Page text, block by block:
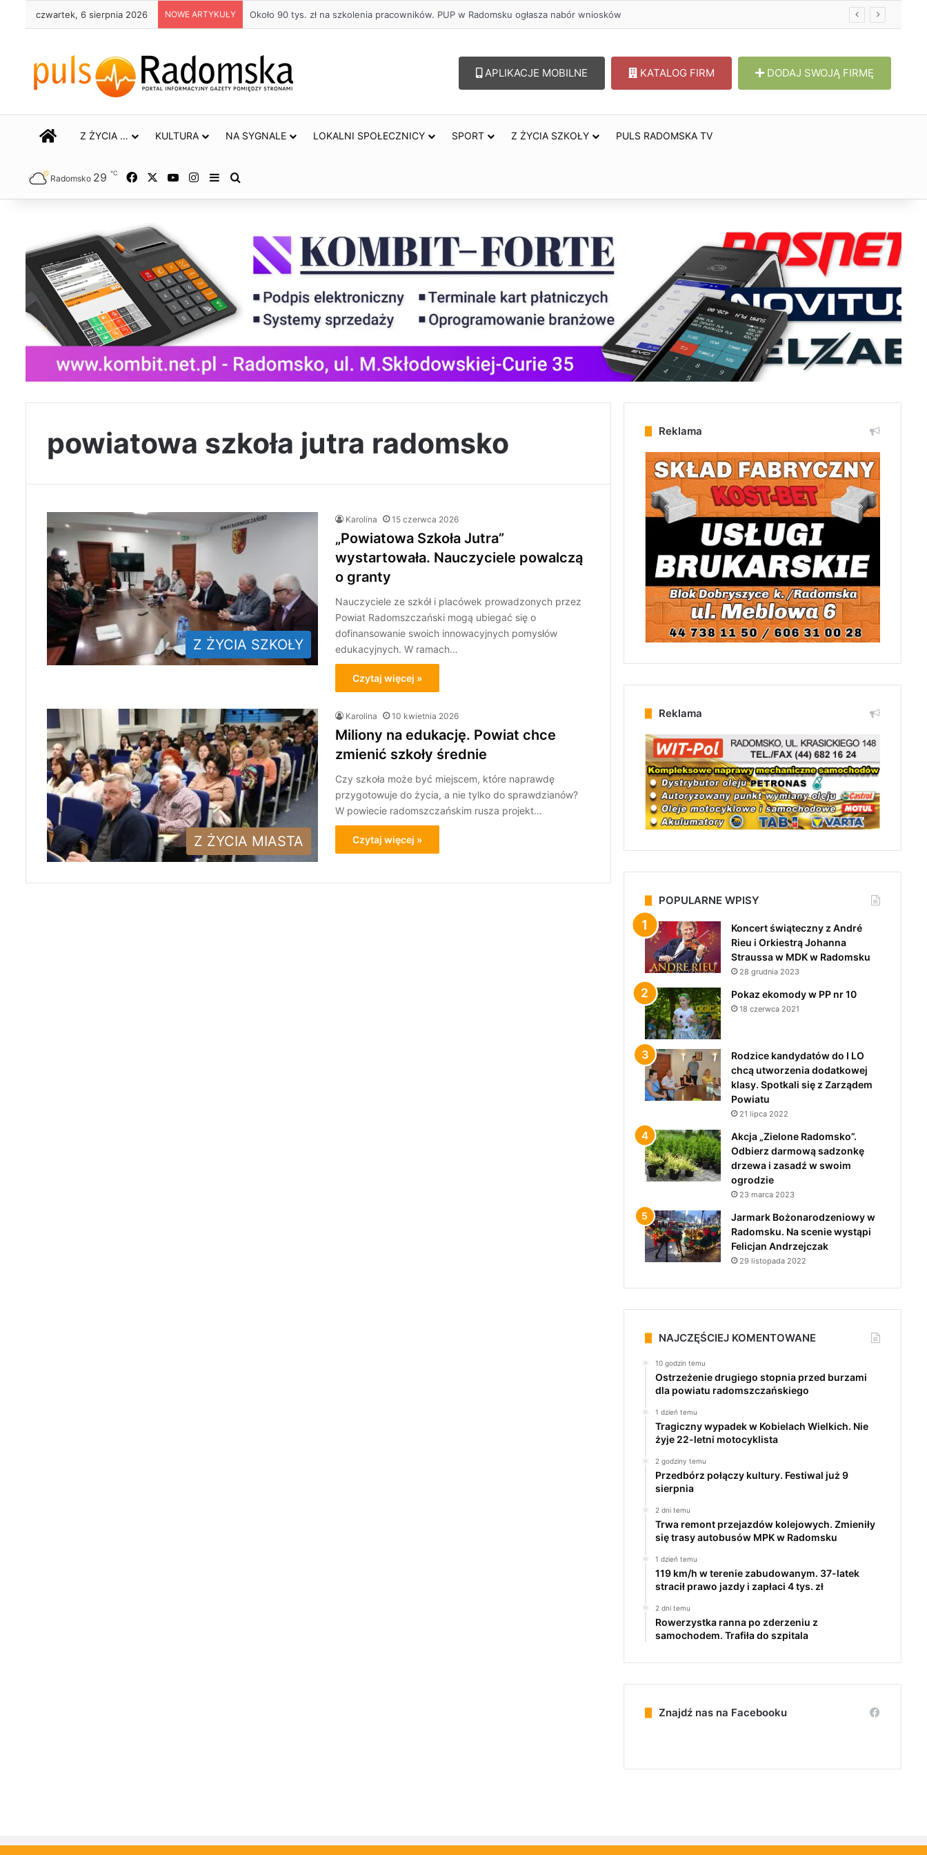
czwartek, 6 sierpnia 2026 NOWE ARTYKUŁY Około 90 tys. zł na szkolenia pracowników. PUP w Radomsku ogłasza nabór wniosków
APLIKACJE MOBILNE KATALOG FIRM DODAJ SWOJĄ FIRMĘ
STRONA GŁÓWNA
Z ŻYCIA … KULTURA NA SYGNALE LOKALNI SPOŁECZNICY SPORT Z ŻYCIA SZKOŁY PULS RADOMSKA TV
Radomsko 29 ℃ Facebook YouTubeInstagram
Sidebar
powiatowa szkoła jutra radomsko
Z ŻYCIA SZKOŁY
Karolina 15 czerwca 2026
„Powiatowa Szkoła Jutra”
wystartowała. Nauczyciele powalczą
o granty
Nauczyciele ze szkół i placówek prowadzonych przez
Powiat Radomszczański mogą ubiegać się o
dofinansowanie swoich innowacyjnych pomysłów
edukacyjnych. W ramach…
Czytaj więcej »
Z ŻYCIA MIASTA
Karolina 10 kwietnia 2026
Miliony na edukację. Powiat chce
zmienić szkoły średnie
Czy szkoła może być miejscem, które naprawdę
przygotowuje do życia, a nie tylko do sprawdzianów?
W powiecie radomszczańskim rusza projekt…
Czytaj więcej »
Reklama
Reklama
POPULARNE WPISY
Koncert świąteczny z André
Rieu i Orkiestrą Johanna
Straussa w MDK w Radomsku
28 grudnia 2023
Pokaz ekomody w PP nr 10
18 czerwca 2021
Rodzice kandydatów do I LO
chcą utworzenia dodatkowej
klasy. Spotkali się z Zarządem
Powiatu
21 lipca 2022
Akcja „Zielone Radomsko”.
Odbierz darmową sadzonkę
drzewa i zasadź w swoim
ogrodzie
23 marca 2023
Jarmark Bożonarodzeniowy w
Radomsku. Na scenie wystąpi
Felicjan Andrzejczak
29 listopada 2022
NAJCZĘŚCIEJ KOMENTOWANE
10 godzin temu
Ostrzeżenie drugiego stopnia przed burzami
dla powiatu radomszczańskiego
1 dzień temu
Tragiczny wypadek w Kobielach Wielkich. Nie
żyje 22-letni motocyklista
2 godziny temu
Przedbórz połączy kultury. Festiwal już 9
sierpnia
2 dni temu
Trwa remont przejazdów kolejowych. Zmieniły
się trasy autobusów MPK w Radomsku
1 dzień temu
119 km/h w terenie zabudowanym. 37-latek
stracił prawo jazdy i zapłaci 4 tys. zł
2 dni temu
Rowerzystka ranna po zderzeniu z
samochodem. Trafiła do szpitala
Znajdź nas na Facebooku